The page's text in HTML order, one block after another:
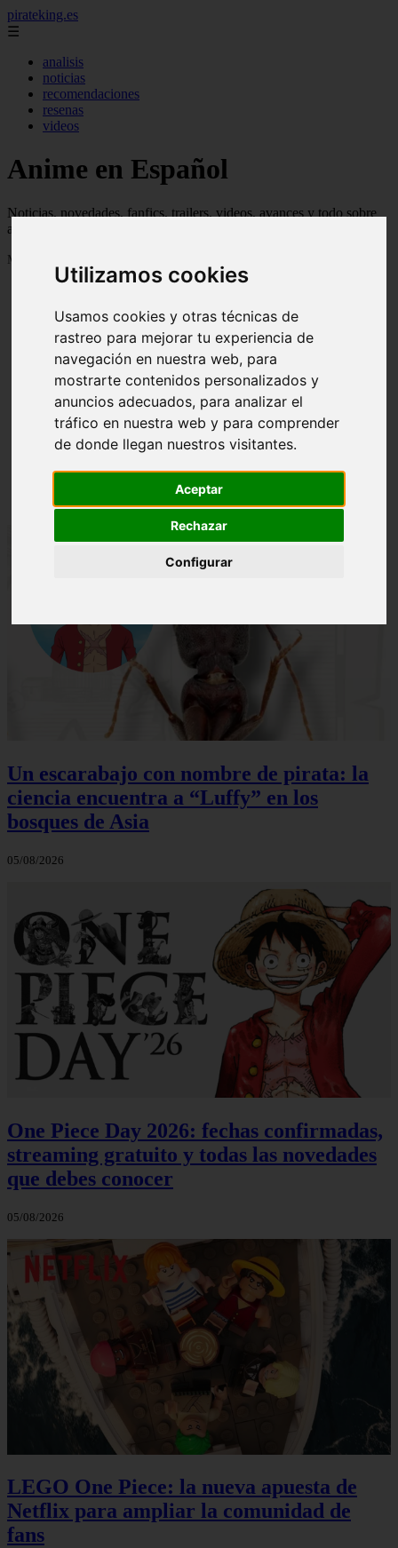
Utilizamos cookies
Usamos cookies y otras técnicas de
rastreo para mejorar tu experiencia de
navegación en nuestra web, para
mostrarte contenidos personalizados y
anuncios adecuados, para analizar el
tráfico en nuestra web y para comprender
de donde llegan nuestros visitantes.
Aceptar
Rechazar
Configurar
pirateking.es
☰
analisis
noticias
recomendaciones
resenas
videos
Anime en Español
Noticias, novedades, fanfics, trailers, videos, avances y todo sobre
anime en español
Mostrando 1 - 24 de 233 artículos
Reseña Hentai - Kuroinu: Kedakaki Seijo wa Hakudaku
ni Somaru - Anime en Español
Un escarabajo con nombre de pirata: la
ciencia encuentra a “Luffy” en los
bosques de Asia
05/08/2026
One Piece Day 2026: fechas confirmadas,
streaming gratuito y todas las novedades
que debes conocer
05/08/2026
LEGO One Piece: la nueva apuesta de
Netflix para ampliar la comunidad de
fans